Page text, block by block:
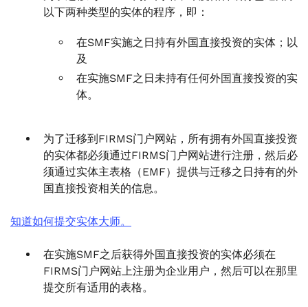
以下两种类型的实体的程序，即：
在SMF实施之日持有外国直接投资的实体；以
及
在实施SMF之日未持有任何外国直接投资的实
体。
为了迁移到FIRMS门户网站，所有拥有外国直接投资
的实体都必须通过FIRMS门户网站进行注册，然后必
须通过实体主表格（EMF）提供与迁移之日持有的外
国直接投资相关的信息。
知道如何提交实体大师。
在实施SMF之后获得外国直接投资的实体必须在
FIRMS门户网站上注册为企业用户，然后可以在那里
提交所有适用的表格。